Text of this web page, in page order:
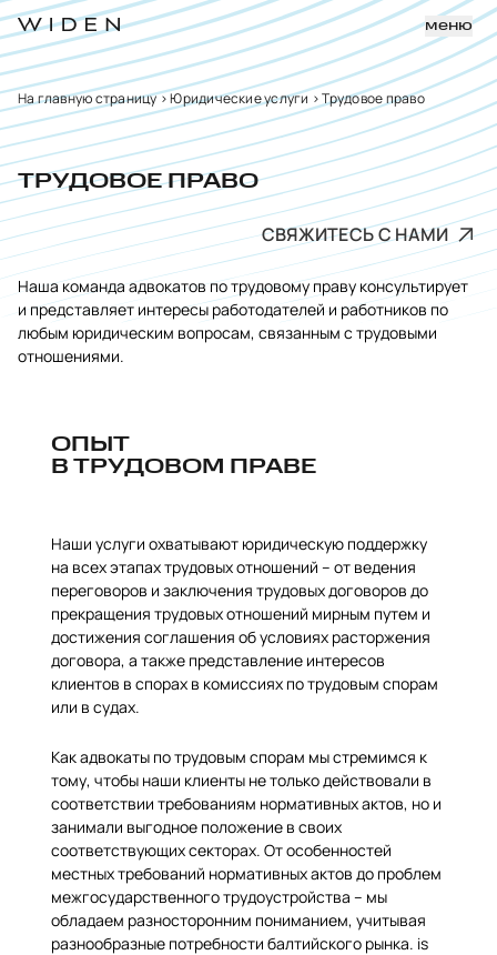
меню
На главную страницу>Юридические услуги >Трудовое право
ТРУДОВОЕ ПРАВО
СВЯЖИТЕСЬ С НАМИ
Наша команда адвокатов по трудовому праву консультирует
и представляет интересы работодателей и работников по
любым юридическим вопросам, связанным с трудовыми
отношениями.
ОПЫТ
В ТРУДОВОМ ПРАВЕ
Наши услуги охватывают юридическую поддержку
на всех этапах трудовых отношений – от ведения
переговоров и заключения трудовых договоров до
прекращения трудовых отношений мирным путем и
достижения соглашения об условиях расторжения
договора, а также представление интересов
клиентов в спорах в комиссиях по трудовым спорам
или в судах.
Как адвокаты по трудовым спорам мы стремимся к
тому, чтобы наши клиенты не только действовали в
соответствии требованиям нормативных актов, но и
занимали выгодное положение в своих
соответствующих секторах. От особенностей
местных требований нормативных актов до проблем
межгосударственного трудоустройства – мы
обладаем разносторонним пониманием, учитывая
разнообразные потребности балтийского рынка. is